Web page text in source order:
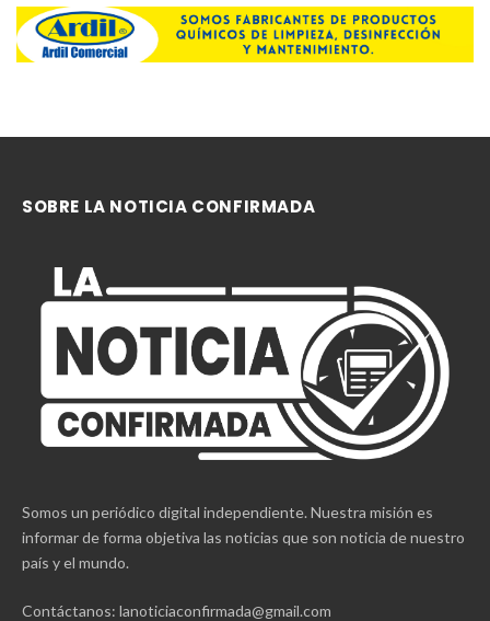
SOBRE LA NOTICIA CONFIRMADA
Somos un periódico digital independiente. Nuestra misión es
informar de forma objetiva las noticias que son noticia de nuestro
país y el mundo.
Contáctanos: lanoticiaconfirmada@gmail.com